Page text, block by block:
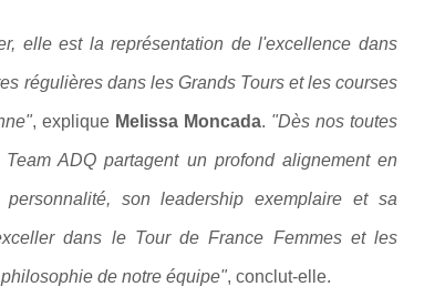
elle est la représentation de l'excellence dans
régulières dans les Grands Tours et les courses
, explique Melissa Moncada. "Dès nos toutes
ADQ partagent un profond alignement en
son leadership exemplaire et sa
dans le Tour de France Femmes et les
de notre équipe", conclut-elle.